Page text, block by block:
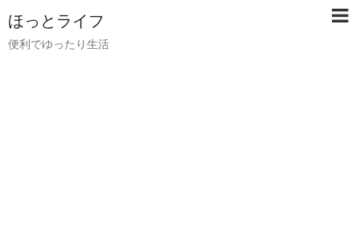
ほっとライフ
便利でゆったり生活